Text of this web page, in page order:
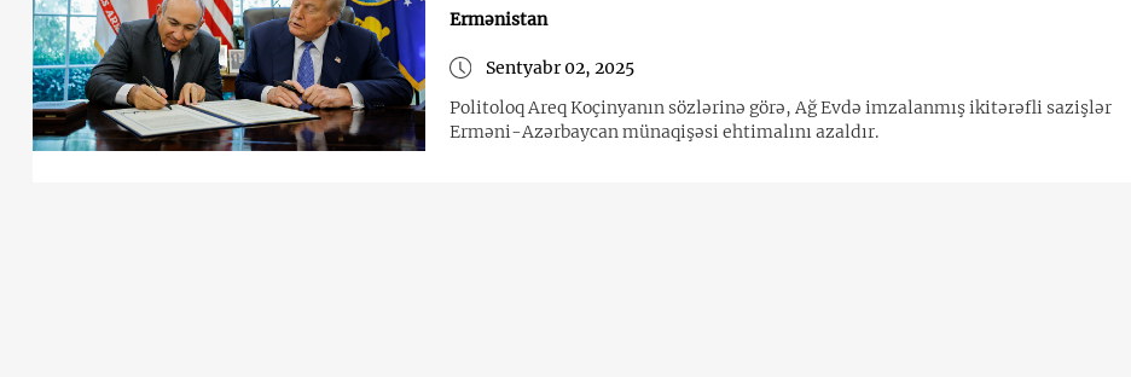
Ermənistan
Sentyabr 02, 2025
Politoloq Areq Koçinyanın sözlərinə görə, Ağ Evdə imzalanmış ikitərəfli sazişlər
Erməni-Azərbaycan münaqişəsi ehtimalını azaldır.